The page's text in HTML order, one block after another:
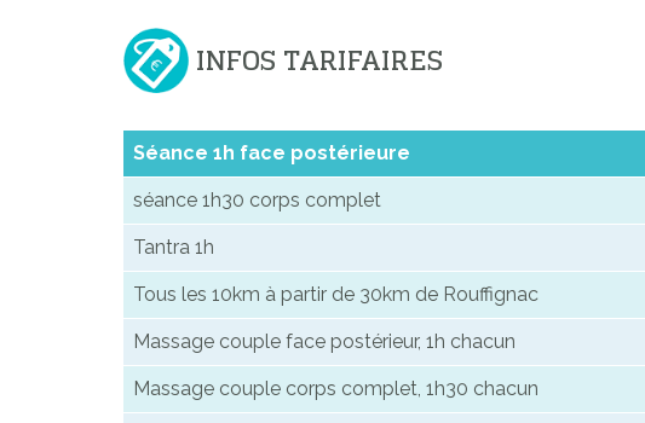
INFOS TARIFAIRES
Séance 1h face postérieure
séance 1h30 corps complet
Tantra 1h
Tous les 10km à partir de 30km de Rouffignac
Massage couple face postérieur, 1h chacun
Massage couple corps complet, 1h30 chacun